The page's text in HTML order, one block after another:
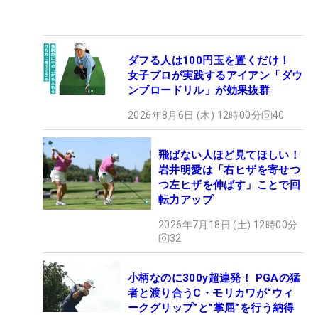
ダフる人は100円玉を置くだけ！
女子プロが実践するアイアン「ダウ
ンブロードリル」が効果抜群
2026年8月6日 (木) 12時00分 40
飛ばない人ほど見てほしい！
岩井明愛は「右ヒザを寄せつ
つ左ヒザを伸ばす」ことで回
転力アップ
2026年7月18日 (土) 12時00分
32
小柄なのに300y超連発！ PGAの猛
者と渡り合うC・モリカワが“ウィ
ークグリップ”と”掌屈”を行う納得